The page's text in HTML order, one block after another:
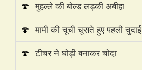
🍄 मुहल्ले की बोल्ड लड़की अबीहा
🍄 मामी की चूची चूसते हुए पहली चुदाई
🍄 टीचर ने घोड़ी बनाकर चोदा